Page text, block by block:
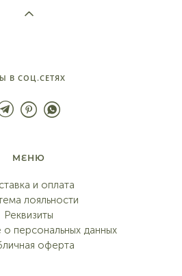
В СОЦ.СЕТЯХ
МЕНЮ
и оплата
лояльности
Реквизиты
персональных данных
оферта